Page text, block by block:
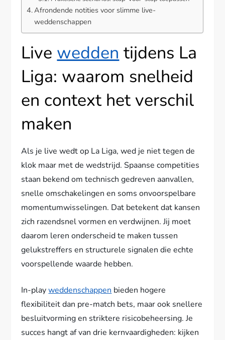
Afrondende notities voor slimme live-
weddenschappen
Live wedden tijdens La
Liga: waarom snelheid
en context het verschil
maken
Als je live wedt op La Liga, wed je niet tegen de
klok maar met de wedstrijd. Spaanse competities
staan bekend om technisch gedreven aanvallen,
snelle omschakelingen en soms onvoorspelbare
momentumwisselingen. Dat betekent dat kansen
zich razendsnel vormen en verdwijnen. Jij moet
daarom leren onderscheid te maken tussen
gelukstreffers en structurele signalen die echte
voorspellende waarde hebben.
In-playweddenschappen bieden hogere
flexibiliteit dan pre-match bets, maar ook snellere
besluitvorming en striktere risicobeheersing. Je
succes hangt af van drie kernvaardigheden: kijken